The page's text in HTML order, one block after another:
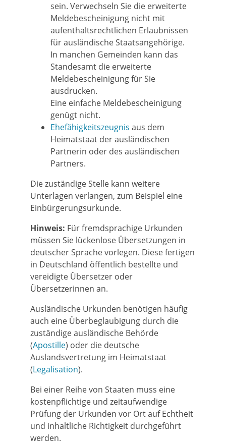
sein. Verwechseln Sie die erweiterte
Meldebescheinigung nicht mit
aufenthaltsrechtlichen Erlaubnissen
für ausländische Staatsangehörige.
In manchen Gemeinden kann das
Standesamt die erweiterte
Meldebescheinigung für Sie
ausdrucken.
Eine einfache Meldebescheinigung
genügt nicht.
Ehefähigkeitszeugnis aus dem
Heimatstaat der ausländischen
Partnerin oder des ausländischen
Partners.
Die zuständige Stelle kann weitere
Unterlagen verlangen, zum Beispiel eine
Einbürgerungsurkunde.
Hinweis: Für fremdsprachige Urkunden
müssen Sie lückenlose Übersetzungen in
deutscher Sprache vorlegen. Diese fertigen
in Deutschland öffentlich bestellte und
vereidigte Übersetzer oder
Übersetzerinnen an.
Ausländische Urkunden benötigen häufig
auch eine Überbeglaubigung durch die
zuständige ausländische Behörde
(Apostille) oder die deutsche
Auslandsvertretung im Heimatstaat
(Legalisation).
Bei einer Reihe von Staaten muss eine
kostenpflichtige und zeitaufwendige
Prüfung der Urkunden vor Ort auf Echtheit
und inhaltliche Richtigkeit durchgeführt
werden.